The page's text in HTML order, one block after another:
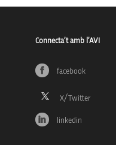
Connecta’t amb l’AVI
facebook
linkedin